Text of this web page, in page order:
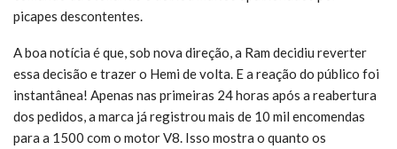
picapes descontentes.
A boa notícia é que, sob nova direção, a Ram decidiu reverter
essa decisão e trazer o Hemi de volta. E a reação do público foi
instantânea! Apenas nas primeiras 24 horas após a reabertura
dos pedidos, a marca já registrou mais de 10 mil encomendas
para a 1500 com o motor V8. Isso mostra o quanto os